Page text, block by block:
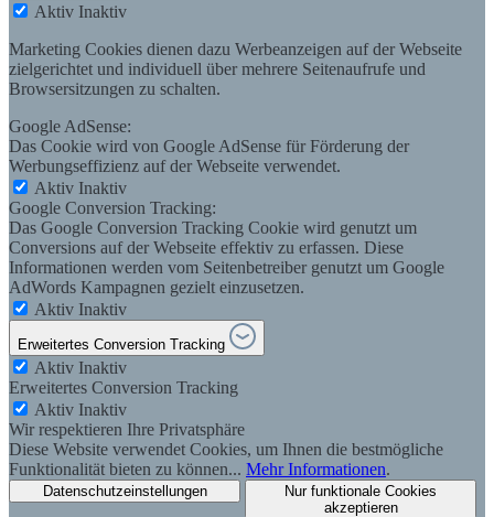
Aktiv Inaktiv
Marketing Cookies dienen dazu Werbeanzeigen auf der Webseite
zielgerichtet und individuell über mehrere Seitenaufrufe und
Browsersitzungen zu schalten.
Google AdSense:
Das Cookie wird von Google AdSense für Förderung der
Werbungseffizienz auf der Webseite verwendet.
Aktiv Inaktiv
Google Conversion Tracking:
Das Google Conversion Tracking Cookie wird genutzt um
Conversions auf der Webseite effektiv zu erfassen. Diese
Informationen werden vom Seitenbetreiber genutzt um Google
AdWords Kampagnen gezielt einzusetzen.
Aktiv Inaktiv
Erweitertes Conversion Tracking
Aktiv Inaktiv
Erweitertes Conversion Tracking
Aktiv Inaktiv
Wir respektieren Ihre Privatsphäre
Diese Website verwendet Cookies, um Ihnen die bestmögliche
Funktionalität bieten zu können... Mehr Informationen.
Datenschutzeinstellungen
Nur funktionale Cookies
akzeptieren